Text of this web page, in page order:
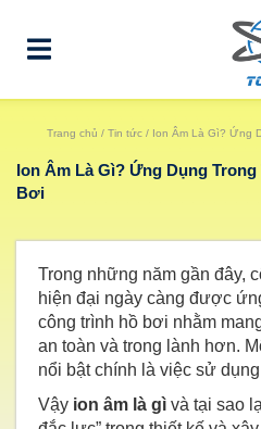
Trang chủ / Tin tức / Ion Âm Là Gì? Ứng
Ion Âm Là Gì? Ứng Dụng
Bơi
Trong những năm gần đây,
hiện đại ngày càng được
công trình hồ bơi nhằm
an toàn và trong lành hơn.
nổi bật chính là việc sử
Vậy ion âm là gì và tại sao